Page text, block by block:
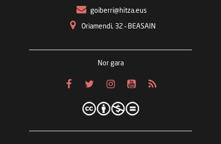
goiberri@hitza.eus
Oriamendi, 32 – BEASAIN
Nor gara